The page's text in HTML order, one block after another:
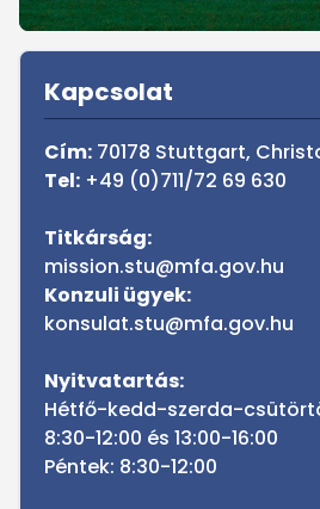
Sidebar
Kapcsolat
Cím: 70178 Stuttgart,
Tel: +49 (0)711/72 69 630
Titkárság:
mission.stu@mfa.gov.hu
Konzuli ügyek:
konsulat.stu@mfa.gov.hu
Nyitvatartás:
Hétfő-kedd-szerda-
8:30-12:00 és 13:00-16:00
Péntek: 8:30-12:00